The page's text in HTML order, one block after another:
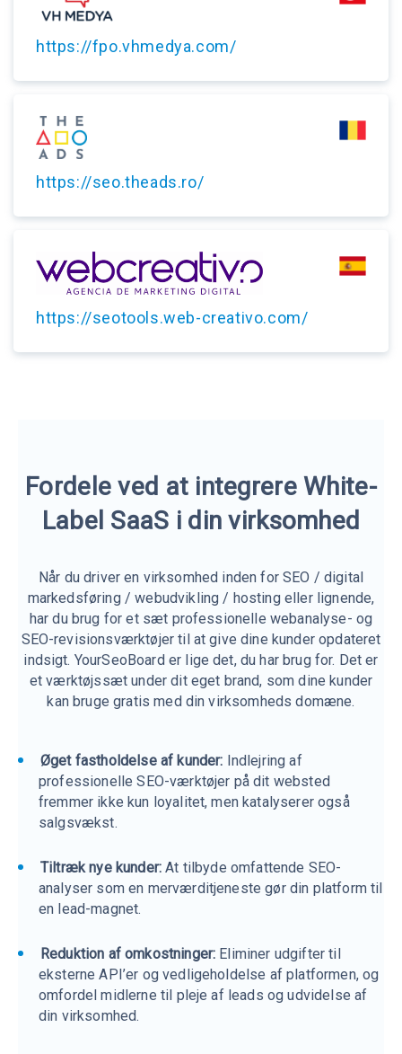
https://fpo.vhmedya.com/
https://seo.theads.ro/
https://seotools.web-creativo.com/
Fordele ved at integrere White-
Label SaaS i din virksomhed
Når du driver en virksomhed inden for SEO / digital
markedsføring / webudvikling / hosting eller lignende,
har du brug for et sæt professionelle webanalyse- og
SEO-revisionsværktøjer til at give dine kunder opdateret
indsigt. YourSeoBoard er lige det, du har brug for. Det er
et værktøjssæt under dit eget brand, som dine kunder
kan bruge gratis med din virksomheds domæne.
Øget fastholdelse af kunder: Indlejring af
professionelle SEO-værktøjer på dit websted
fremmer ikke kun loyalitet, men katalyserer også
salgsvækst.
Tiltræk nye kunder: At tilbyde omfattende SEO-
analyser som en merværditjeneste gør din platform til
en lead-magnet.
Reduktion af omkostninger: Eliminer udgifter til
eksterne API’er og vedligeholdelse af platformen, og
omfordel midlerne til pleje af leads og udvidelse af
din virksomhed.